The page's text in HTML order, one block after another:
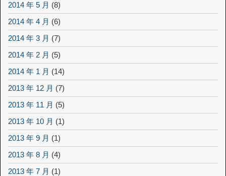
2014 年 5 月 (8)
2014 年 4 月 (6)
2014 年 3 月 (7)
2014 年 2 月 (5)
2014 年 1 月 (14)
2013 年 12 月 (7)
2013 年 11 月 (5)
2013 年 10 月 (1)
2013 年 9 月 (1)
2013 年 8 月 (4)
2013 年 7 月 (1)